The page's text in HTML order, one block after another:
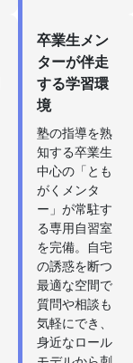
卒業生メン
ターが伴走
する学習環
境
塾の指導を熟
知する卒業生
中心の「とも
がくメンタ
ー」が常駐す
る専用自習室
を完備。自宅
の誘惑を断つ
最適な空間で
質問や相談も
気軽にでき、
身近なロール